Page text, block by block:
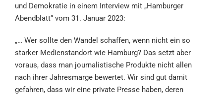
und Demokratie in einem Interview mit „Hamburger
Abendblatt“ vom 31. Januar 2023:
„… Wer sollte den Wandel schaffen, wenn nicht ein so
starker Medienstandort wie Hamburg? Das setzt aber
voraus, dass man journalistische Produkte nicht allen
nach ihrer Jahresmarge bewertet. Wir sind gut damit
gefahren, dass wir eine private Presse haben, deren